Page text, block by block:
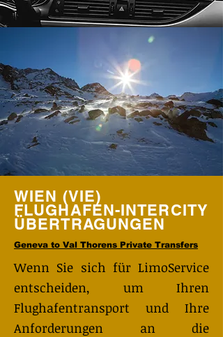
WIEN (VIE)
FLUGHAFEN-INTERCITY
ÜBERTRAGUNGEN
Geneva to Val Thorens Private Transfers
Wenn Sie sich für LimoService
entscheiden, um Ihren
Flughafentransport und Ihre
Anforderungen an die